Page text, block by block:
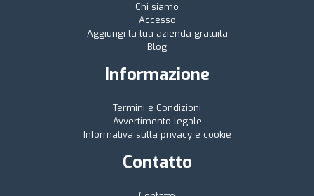
Chi siamo
Accesso
Aggiungi la tua azienda gratuita
Blog
Informazione
Termini e Condizioni
Avvertimento legale
Informativa sulla privacy e cookie
Contatto